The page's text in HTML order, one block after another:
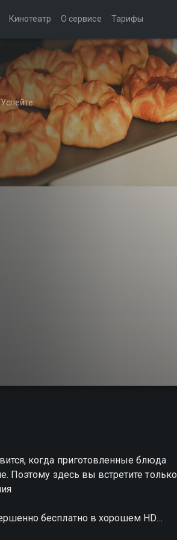
Кинотеатр О сервисе Тарифы
когда приготовленные блюда
Поэтому здесь вы встретите только
бесплатно в хорошем HD